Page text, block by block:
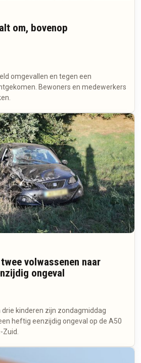
om, bovenop
omgevallen en tegen een
Bewoners en medewerkers
volwassenen naar
ongeval
kinderen zijn zondagmiddag
heftig eenzijdig ongeval op de A50